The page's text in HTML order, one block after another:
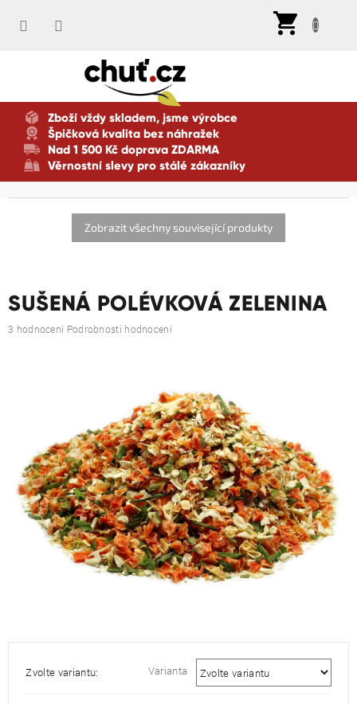
Zboží vždy skladem, jsme výrobce
Špičková kvalita bez náhražek
Nad 1 500 Kč doprava ZDARMA
Věrnostní slevy pro stálé zákazníky
SUŠENÁ POLÉVKOVÁ ZELENINA
Průměrné
3 hodnocení Podrobnosti hodnocení
Zvolte variantu: Varianta
Zobrazit všechny související produkty